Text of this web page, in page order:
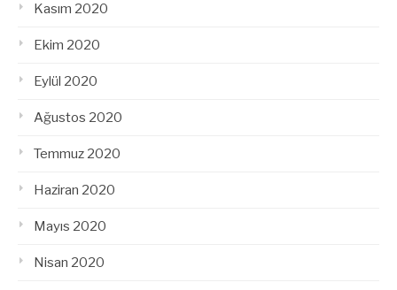
Kasım 2020
Ekim 2020
Eylül 2020
Ağustos 2020
Temmuz 2020
Haziran 2020
Mayıs 2020
Nisan 2020